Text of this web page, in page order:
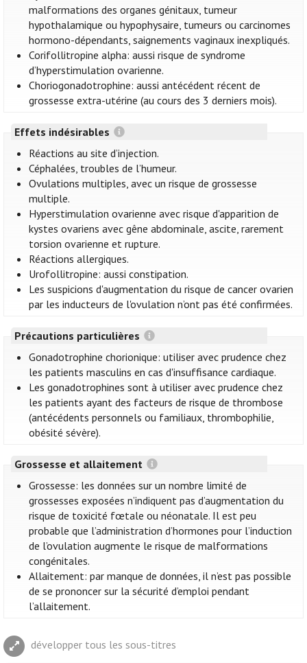
malformations des organes génitaux, tumeur
hypothalamique ou hypophysaire, tumeurs ou carcinomes
hormono-dépendants, saignements vaginaux inexpliqués.
Corifollitropine alpha: aussi risque de syndrome
d’hyperstimulation ovarienne.
Choriogonadotrophine: aussi antécédent récent de
grossesse extra-utérine (au cours des 3 derniers mois).
Effets indésirables
Réactions au site d’injection.
Céphalées, troubles de l’humeur.
Ovulations multiples, avec un risque de grossesse
multiple.
Hyperstimulation ovarienne avec risque d'apparition de
kystes ovariens avec gêne abdominale, ascite, rarement
torsion ovarienne et rupture.
Réactions allergiques.
Urofollitropine: aussi constipation.
Les suspicions d'augmentation du risque de cancer ovarien
par les inducteurs de l'ovulation n’ont pas été confirmées.
Précautions particulières
Gonadotrophine chorionique: utiliser avec prudence chez
les patients masculins en cas d'insuffisance cardiaque.
Les gonadotrophines sont à utiliser avec prudence chez
les patients ayant des facteurs de risque de thrombose
(antécédents personnels ou familiaux, thrombophilie,
obésité sévère).
Grossesse et allaitement
Grossesse: les données sur un nombre limité de
grossesses exposées n’indiquent pas d’augmentation du
risque de toxicité fœtale ou néonatale. Il est peu
probable que l’administration d’hormones pour l’induction
de l’ovulation augmente le risque de malformations
congénitales.
Allaitement: par manque de données, il n’est pas possible
de se prononcer sur la sécurité d’emploi pendant
l’allaitement.
développer tous les sous-titres